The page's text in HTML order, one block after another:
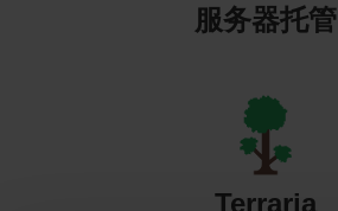
服务器托管
Terraria